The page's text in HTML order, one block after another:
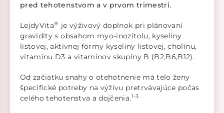
pred tehotenstvom a v prvom trimestri.
LejdyVita® je výživový doplnok pri plánovaní
gravidity s obsahom myo-inozitolu, kyseliny
listovej, aktívnej formy kyseliny listovej, cholínu,
vitamínu D3 a vitamínov skupiny B (B2,B6,B12).
Od začiatku snahy o otehotnenie má telo ženy
špecifické potreby na výživu pretrvávajúce počas
celého tehotenstva a dojčenia.1-3